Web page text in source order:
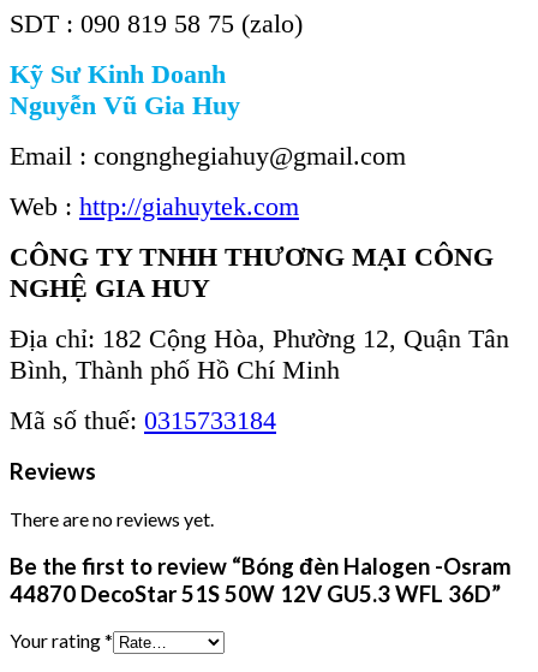
SDT : 090 819 58 75 (zalo)
Kỹ Sư Kinh Doanh
Nguyễn Vũ Gia Huy
Email : congnghegiahuy@gmail.com
Web : http://giahuytek.com
CÔNG TY TNHH THƯƠNG MẠI CÔNG
NGHỆ GIA HUY
Địa chỉ: 182 Cộng Hòa, Phường 12, Quận Tân
Bình, Thành phố Hồ Chí Minh
Mã số thuế: 0315733184
Reviews
There are no reviews yet.
Be the first to review “Bóng đèn Halogen -Osram
44870 DecoStar 51S 50W 12V GU5.3 WFL 36D”
Your rating*